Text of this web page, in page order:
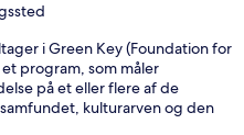
i Green Key (Foundation for
program, som måler
på et eller flere af de
kulturarven og den